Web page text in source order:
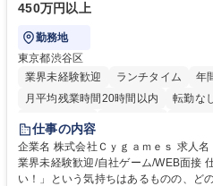
450万円以上
勤務地
東京都渋谷区
業界未経験歓迎
ランチタイム
年
月平均残業時間20時間以内
転勤な
住宅手当あり
交通費支給
土日祝休み 服装自由
食事補助あり
仕事の内容
企業名 株式会社Ｃｙｇａｍｅｓ 求人名 【第二新卒オープンポジション】
業界未経験歓迎/自社ゲーム/WEB面接 仕事の内容 「ゲーム業界で働きた
い！」という気持ちはあるものの、ど